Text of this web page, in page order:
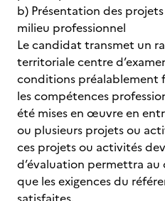
b) Présentation des
milieu professionnel
Le candidat transmet un
territoriale centre
conditions préalablement
les compétences
été mises en œuvre en
ou plusieurs projets ou
ces projets ou activités
d’évaluation permettra
que les exigences du